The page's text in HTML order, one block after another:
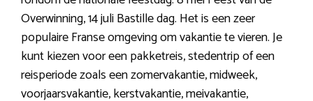
Overwinning, 14 juli Bastille dag. Het is een zeer
populaire Franse omgeving om vakantie te vieren. Je
kunt kiezen voor een pakketreis, stedentrip of een
reisperiode zoals een zomervakantie, midweek,
voorjaarsvakantie, kerstvakantie, meivakantie,